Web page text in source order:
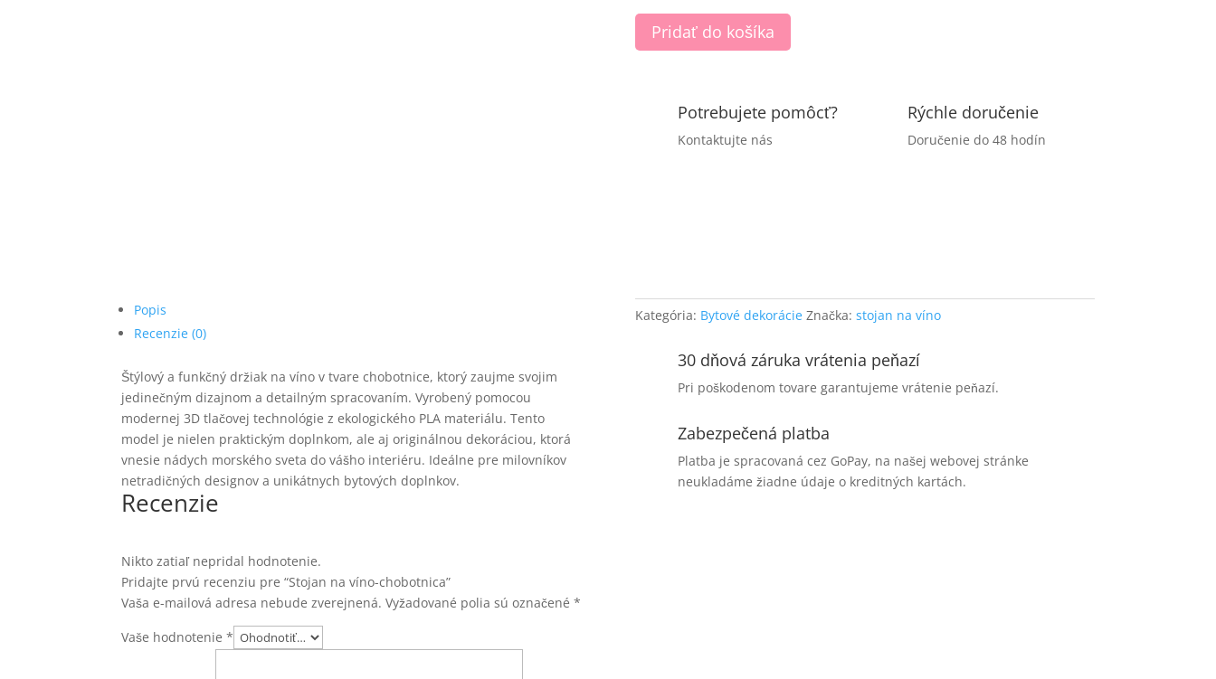
množstvo
Stojan
chobotnica
Pridať do košíka
Potrebujete pomôcť?
Kontaktujte nás
Rýchle doručenie
Doručenie do 48 hodín
Popis
Recenzie (0)
Štýlový a funkčný držiak na víno v tvare chobotnice, ktorý zaujme svojim
jedinečným dizajnom a detailným spracovaním. Vyrobený pomocou
modernej 3D tlačovej technológie z ekologického PLA materiálu. Tento
model je nielen praktickým doplnkom, ale aj originálnou dekoráciou, ktorá
vnesie nádych morského sveta do vášho interiéru. Ideálne pre milovníkov
netradičných designov a unikátnych bytových doplnkov.
Recenzie
Nikto zatiaľ nepridal hodnotenie.
Pridajte prvú recenziu pre “Stojan na víno-chobotnica”
Vaša e-mailová adresa nebude zverejnená. Vyžadované polia sú označené*
Vaše hodnotenie*
Kategória: Bytové dekorácie Značka: stojan na víno
30 dňová záruka vrátenia peňazí
Pri poškodenom tovare garantujeme vrátenie peňazí.
Zabezpečená platba
Platba je spracovaná cez GoPay, na našej webovej stránke
neukladáme žiadne údaje o kreditných kartách.